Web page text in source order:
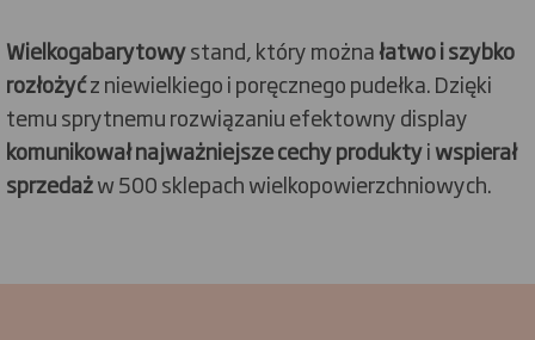
Wielkogabarytowystand, który możnałatwo i szybko
rozłożyćz niewielkiego i poręcznego pudełka. Dzięki
temu sprytnemu rozwiązaniu efektowny display
komunikował najważniejsze cechy produktyiwspierał
sprzedażw 500 sklepach wielkopowierzchniowych.